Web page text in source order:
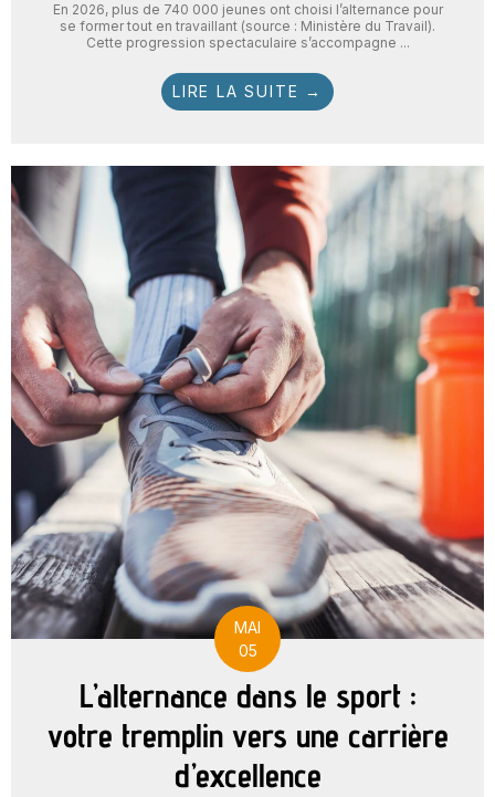
En 2026, plus de 740 000 jeunes ont choisi l’alternance pour
se former tout en travaillant (source : Ministère du Travail).
Cette progression spectaculaire s’accompagne ...
LIRE LA SUITE →
MAI
05
L’alternance dans le sport :
votre tremplin vers une carrière
d’excellence